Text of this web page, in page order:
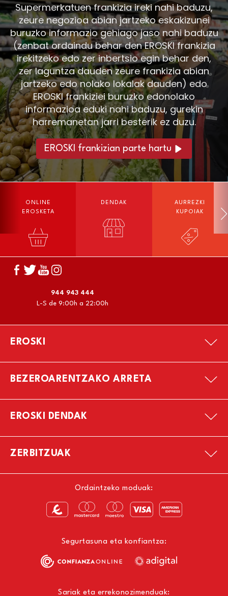
Supermerkatuen frankizia ireki nahi baduzu,
zeure negozioa abian jartzeko eskakizunei
buruzko informazio gehiago jaso nahi baduzu
(zenbat ordaindu behar den EROSKI frankizia
irekitzeko edo zer inbertsio egin behar den,
zer laguntza dauden zeure frankizia abian
jartzeko edo nolako lokalak dauden) edo
EROSKI frankiziei buruzko edonolako
informazioa eduki nahi baduzu, gurekin
harremanetan jarri besterik ez duzu.
EROSKI frankizian parte hartu
ONLINE
EROSKETA
DENDAK
AURREZKI
KUPOIAK
944 943 444
L-S de 9:00h a 22:00h
EROSKI
BEZEROARENTZAKO ARRETA
EROSKI DENDAK
ZERBITZUAK
Ordaintzeko moduak:
Segurtasuna eta konfiantza:
Sariak eta errekonozimenduak: